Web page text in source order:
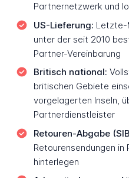
Partnernetzwerk und
US-Lieferung: Letzte-
unter der seit 2010
Partner-Vereinbarung
Britisch national:
britischen Gebiete
vorgelagerten Inseln,
Partnerdienstleister
Retouren-Abgabe
Retourensendungen
hinterlegen